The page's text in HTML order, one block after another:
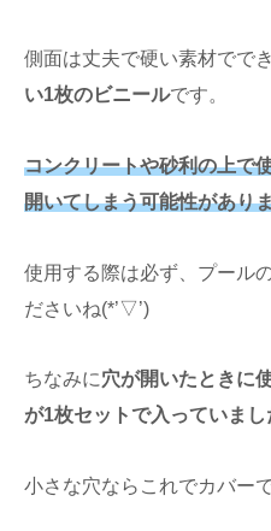
側面は丈夫で硬い素材でで
い1枚のビニールです。
コンクリートや砂利の上で
開いてしまう可能性があり
使用する際は必ず、プール
ださいね(*’▽’)
ちなみに穴が開いたときに
が1枚セットで入っていまし
小さな穴ならこれでカバー